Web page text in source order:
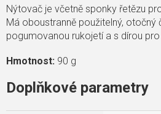
Nýtovač je včetně sponky řetězu
Má oboustranně použitelný,
pogumovanou rukojetí a s dírou pro
Hmotnost: 90 g
Doplňkové parametry